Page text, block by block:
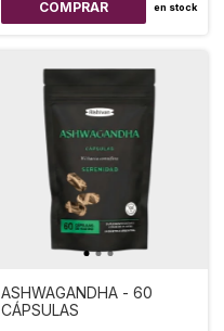
en stock
ASHWAGANDHA - 60
CÁPSULAS